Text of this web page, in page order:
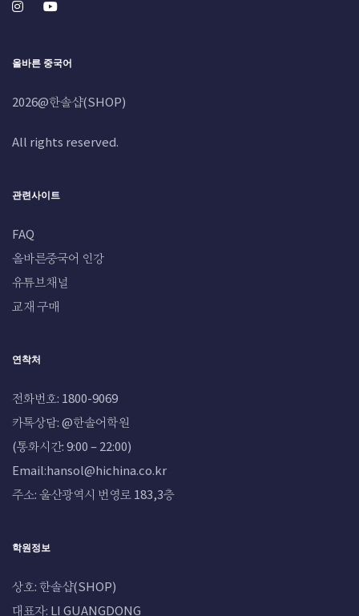
올바른 중국어
2026@한솔샵(SHOP)
All rights reserved.
관련사이트
FAQ
올바른중국어 인강
유튜브채널
교재 구매
연착처
전화번호: 1800-9069
카톡상담: @한솔어학원
(통화시간: 9:00 – 22:00)
Email:hansol@hichina.co.kr
주소: 울산광역시 번영로 183,3층
학원정보
상호: 한솔샵(SHOP)
대표자: LI GUANGDONG